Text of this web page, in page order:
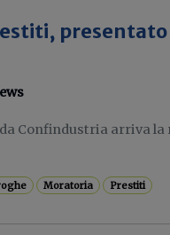
Confindustria arriva
Moratoria Prestiti